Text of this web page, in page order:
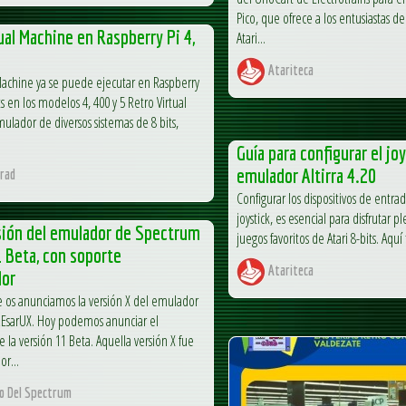
Pico, que ofrece a los entusiastas
Atari...
Atariteca
Machine en Raspberry Pi 4,
ya se puede ejecutar en Raspberry
en los modelos 4, 400 y 5 Retro Virtual
de diversos sistemas de 8 bits,
Guía para configurar el
emulador Altirra 4.20
Configurar los dispositivos de
joystick, es esencial para disfrutar
juegos favoritos de Atari 8-bits.
Atariteca
del emulador de Spectrum
Beta, con soporte
anunciamos la versión X del emulador
Hoy podemos anunciar el
versión 11 Beta. Aquella versión X fue
Del Spectrum